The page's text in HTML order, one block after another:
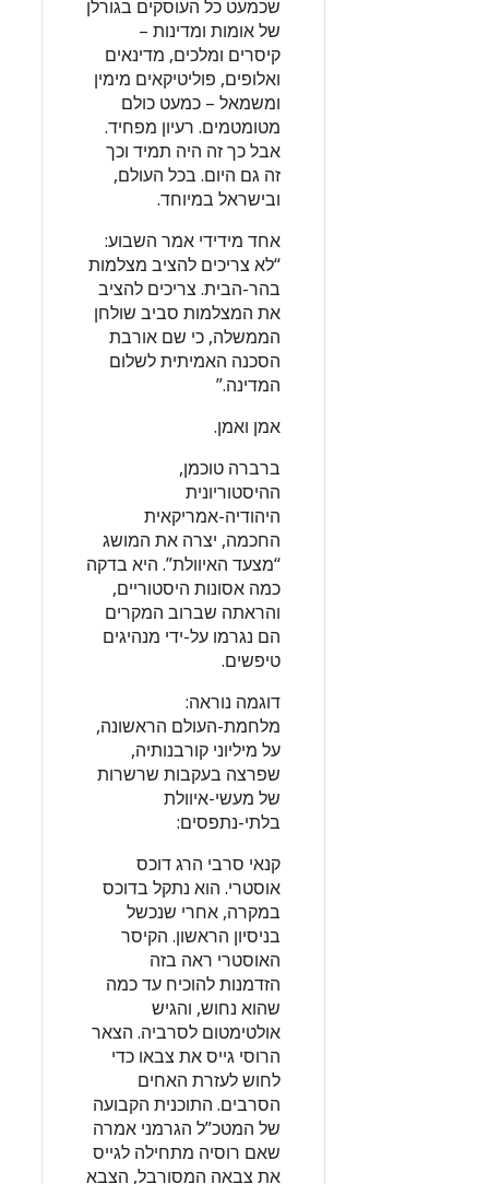
שכמעט כל העוסקים בגורלן
של אומות ומדינות –
קיסרים ומלכים, מדינאים
ואלופים, פוליטיקאים מימין
ומשמאל – כמעט כולם
מטומטמים. רעיון מפחיד.
אבל כך זה היה תמיד וכך
זה גם היום. בכל העולם,
ובישראל במיוחד.
אחד מידידי אמר השבוע:
“לא צריכים להציב מצלמות
בהר-הבית. צריכים להציב
את המצלמות סביב שולחן
הממשלה, כי שם אורבת
הסכנה האמיתית לשלום
המדינה.”
אמן ואמן.
ברברה טוכמן,
ההיסטוריונית
היהודיה-אמריקאית
החכמה, יצרה את המושג
“מצעד האיוולת”. היא בדקה
כמה אסונות היסטוריים,
והראתה שברוב המקרים
הם נגרמו על-ידי מנהיגים
טיפשים.
דוגמה נוראה:
מלחמת-העולם הראשונה,
על מיליוני קורבנותיה,
שפרצה בעקבות שרשרות
של מעשי-איוולת
בלתי-נתפסים:
קנאי סרבי הרג דוכס
אוסטרי. הוא נתקל בדוכס
במקרה, אחרי שנכשל
בניסיון הראשון. הקיסר
האוסטרי ראה בזה
הזדמנות להוכיח עד כמה
שהוא נחוש, והגיש
אולטימטום לסרביה. הצאר
הרוסי גייס את צבאו כדי
לחוש לעזרת האחים
הסרבים. התוכנית הקבועה
של המטכ”ל הגרמני אמרה
שאם רוסיה מתחילה לגייס
את צבאה המסורבל, הצבא